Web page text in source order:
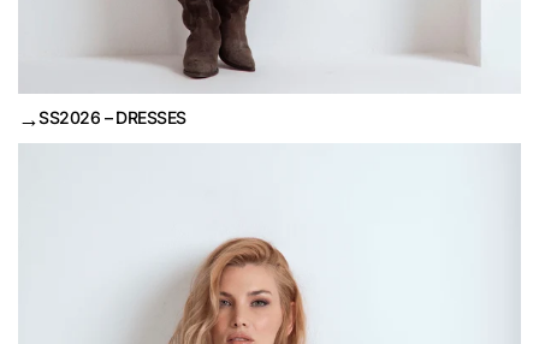
→SS2026 – DRESSES